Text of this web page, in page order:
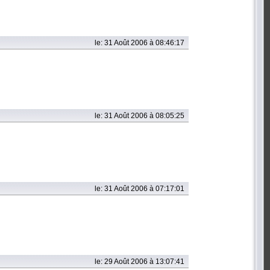
le: 31 Août 2006 à 08:46:17
le: 31 Août 2006 à 08:05:25
le: 31 Août 2006 à 07:17:01
le: 29 Août 2006 à 13:07:41